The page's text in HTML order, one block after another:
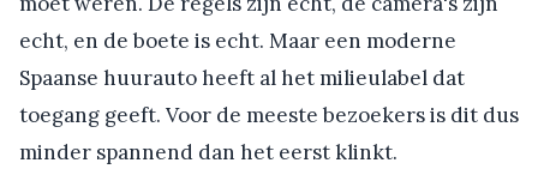
echt, en de boete is echt. Maar een moderne
Spaanse huurauto heeft al het milieulabel dat
toegang geeft. Voor de meeste bezoekers is dit dus
minder spannend dan het eerst klinkt.